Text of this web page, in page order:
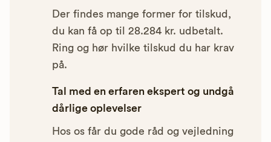
Der findes mange former for tilskud,
du kan få op til 28.284 kr. udbetalt.
Ring og hør hvilke tilskud du har krav
på.
Tal med en erfaren ekspert og undgå
dårlige oplevelser
Hos os får du gode råd og vejledning